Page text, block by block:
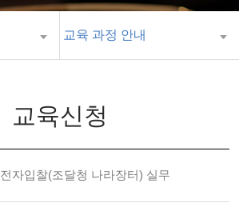
교육 과정 안내
교육신청
전자입찰(조달청 나라장터) 실무